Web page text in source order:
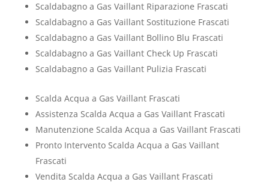
Scaldabagno a Gas Vaillant Riparazione Frascati
Scaldabagno a Gas Vaillant Sostituzione Frascati
Scaldabagno a Gas Vaillant Bollino Blu Frascati
Scaldabagno a Gas Vaillant Check Up Frascati
Scaldabagno a Gas Vaillant Pulizia Frascati
Scalda Acqua a Gas Vaillant Frascati
Assistenza Scalda Acqua a Gas Vaillant Frascati
Manutenzione Scalda Acqua a Gas Vaillant Frascati
Pronto Intervento Scalda Acqua a Gas Vaillant
Frascati
Vendita Scalda Acqua a Gas Vaillant Frascati